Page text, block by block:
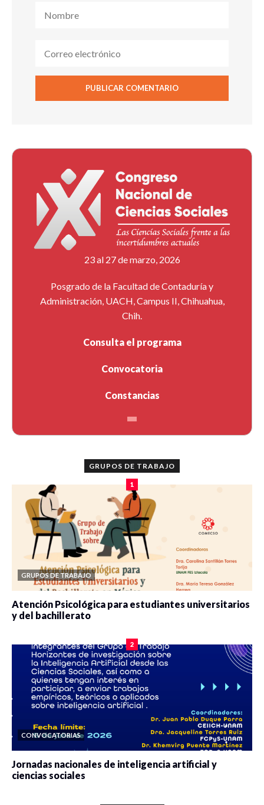
23 al 27 de marzo, 2026
Posgrado de la Facultad de Contaduría y
Administración, UACH, Campus II, Chihuahua,
Chih.
Consulta el programa
Convocatoria
Constancias
GRUPOS DE TRABAJO
1
GRUPOS DE TRABAJO
Atención Psicológica para estudiantes universitarios
y del bachillerato
2
CONVOCATORIAS
Jornadas nacionales de inteligencia artificial y
ciencias sociales